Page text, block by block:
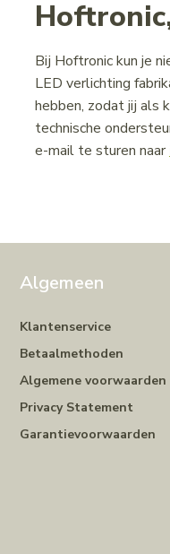
Bij Hoftronic kun je
LED verlichting
hebben, zodat jij als
technische
e-mail te sturen naar
Algemeen
Klantenservice
Betaalmethoden
Algemene voorwaarden
Privacy Statement
Garantievoorwaarden